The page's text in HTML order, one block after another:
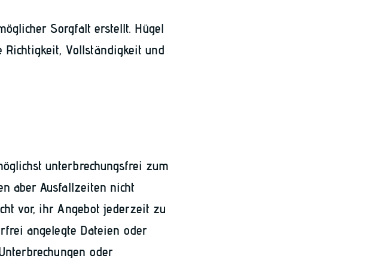
Sorgfalt erstellt. Hügel
Vollständigkeit und
unterbrechungsfrei zum
aber Ausfallzeiten nicht
vor, ihr Angebot jederzeit zu
angelegte Dateien oder
oder